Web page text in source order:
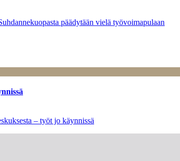
päädytään vielä työvoimapulaan
– työt jo käynnissä